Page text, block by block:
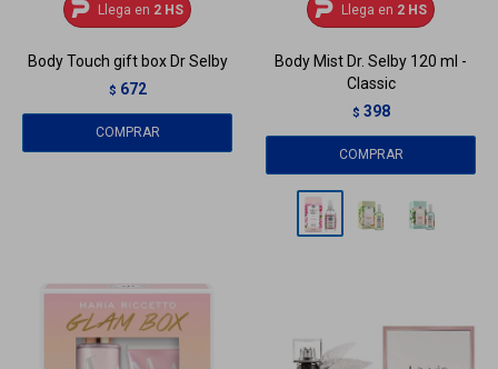
Llega en 2 HS
Body Touch gift box Dr Selby
$ 672
Llega en 2 HS
Body Mist Dr. Selby 120 ml -
Classic
$ 398